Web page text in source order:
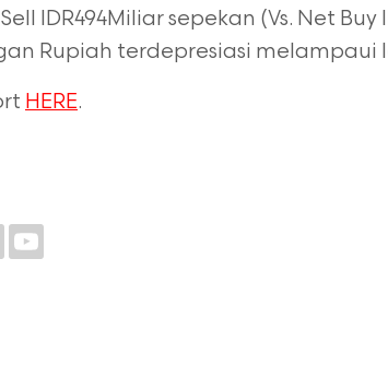
IDR494Miliar sepekan (Vs. Net Buy
Rupiah terdepresiasi melampaui
HERE.